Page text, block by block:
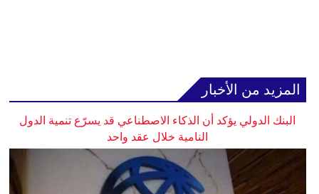
المزيد من الأخبار
البنك الدولي يؤكد أن الذكاء الاصطناعي قد يسرّع تنمية الدول
النامية خلال عقد واحد